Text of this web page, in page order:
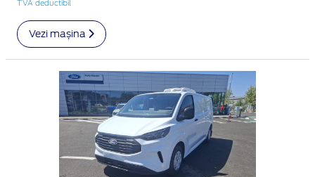
TVA deductibil
Vezi mașina